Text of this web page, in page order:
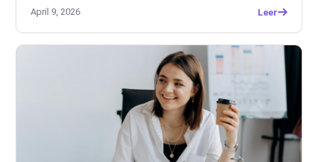
April 9, 2026 Leer